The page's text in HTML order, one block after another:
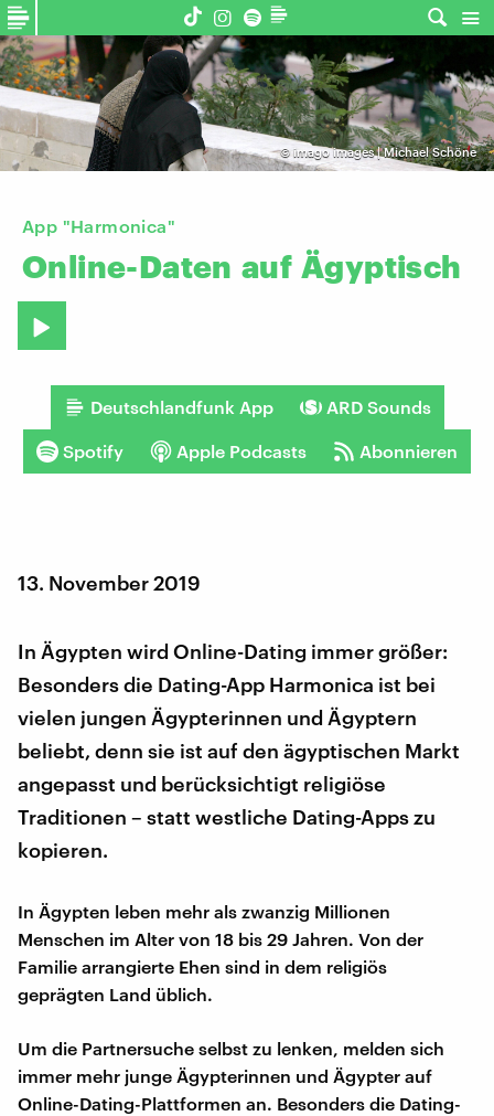
© imago images | Michael Schöne
App "Harmonica"
Online-Daten auf Ägyptisch
Deutschlandfunk App ARD Sounds
Spotify Apple Podcasts Abonnieren
13. November 2019
In Ägypten wird Online-Dating immer größer:
Besonders die Dating-App Harmonica ist bei
vielen jungen Ägypterinnen und Ägyptern
beliebt, denn sie ist auf den ägyptischen Markt
angepasst und berücksichtigt religiöse
Traditionen – statt westliche Dating-Apps zu
kopieren.
In Ägypten leben mehr als zwanzig Millionen
Menschen im Alter von 18 bis 29 Jahren. Von der
Familie arrangierte Ehen sind in dem religiös
geprägten Land üblich.
Um die Partnersuche selbst zu lenken, melden sich
immer mehr junge Ägypterinnen und Ägypter auf
Online-Dating-Plattformen an. Besonders die Dating-